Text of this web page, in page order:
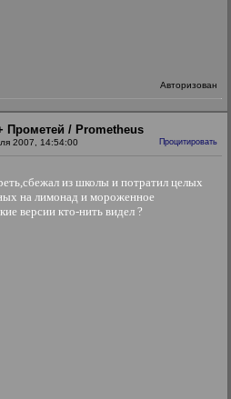
Авторизован
Прометей / Prometheus
2007, 14:54:00 Процитировать
из школы и потратил целых
на лимонад и мороженное
версии кто-нить видел ?